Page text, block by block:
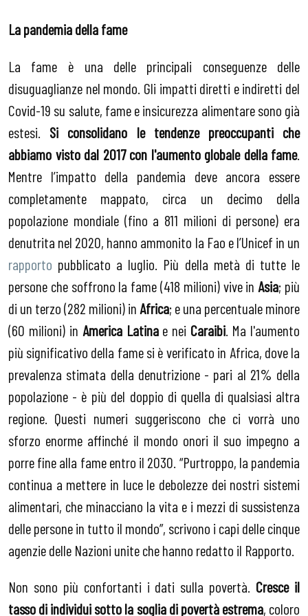
La pandemia della fame
La fame è una delle principali conseguenze delle
disuguaglianze nel mondo. Gli impatti diretti e indiretti del
Covid-19 su salute, fame e insicurezza alimentare sono già
estesi. Si consolidano le tendenze preoccupanti che
abbiamo visto dal 2017 con l'aumento globale della fame.
Mentre l’impatto della pandemia deve ancora essere
completamente mappato, circa un decimo della
popolazione mondiale (fino a 811 milioni di persone) era
denutrita nel 2020, hanno ammonito la Fao e l’Unicef in un
rapporto pubblicato a luglio. Più della metà di tutte le
persone che soffrono la fame (418 milioni) vive in Asia; più
di un terzo (282 milioni) in Africa; e una percentuale minore
(60 milioni) in America Latinae nei Caraibi . Ma l'aumento
più significativo della fame si è verificato in Africa, dove la
prevalenza stimata della denutrizione - pari al 21% della
popolazione - è più del doppio di quella di qualsiasi altra
regione. Questi numeri suggeriscono che ci vorrà uno
sforzo enorme affinché il mondo onori il suo impegno a
porre fine alla fame entro il 2030. “Purtroppo, la pandemia
continua a mettere in luce le debolezze dei nostri sistemi
alimentari, che minacciano la vita e i mezzi di sussistenza
delle persone in tutto il mondo”, scrivono i capi delle cinque
agenzie delle Nazioni unite che hanno redatto il Rapporto.
Non sono più confortanti i dati sulla povertà. Cresce il
tasso di individui sotto la soglia di povertà estrema, coloro